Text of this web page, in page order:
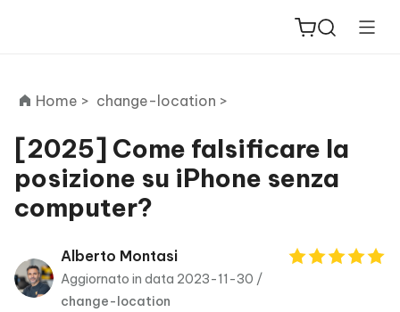
ReiBoot
for iOS
PDNob
PDF
Editor
New
Home > change-location >
[2025] Come falsificare la
posizione su iPhone senza
computer?
Alberto Montasi
Aggiornato in data 2023-11-30 /
change-location